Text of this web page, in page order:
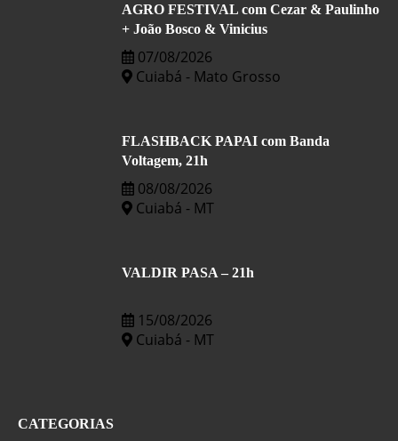
AGRO FESTIVAL com Cezar & Paulinho
+ João Bosco & Vinicius
07/08/2026
Cuiabá - Mato Grosso
FLASHBACK PAPAI com Banda
Voltagem, 21h
08/08/2026
Cuiabá - MT
VALDIR PASA – 21h
15/08/2026
Cuiabá - MT
CATEGORIAS